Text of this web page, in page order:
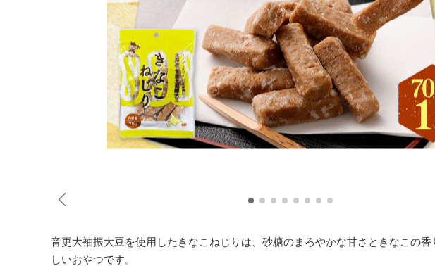
音更大袖振大豆を使用したきなこねじりは、砂糖のまろやかな甘さときなこの
しいおやつです。